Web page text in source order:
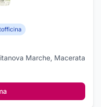
Marche, Macerata